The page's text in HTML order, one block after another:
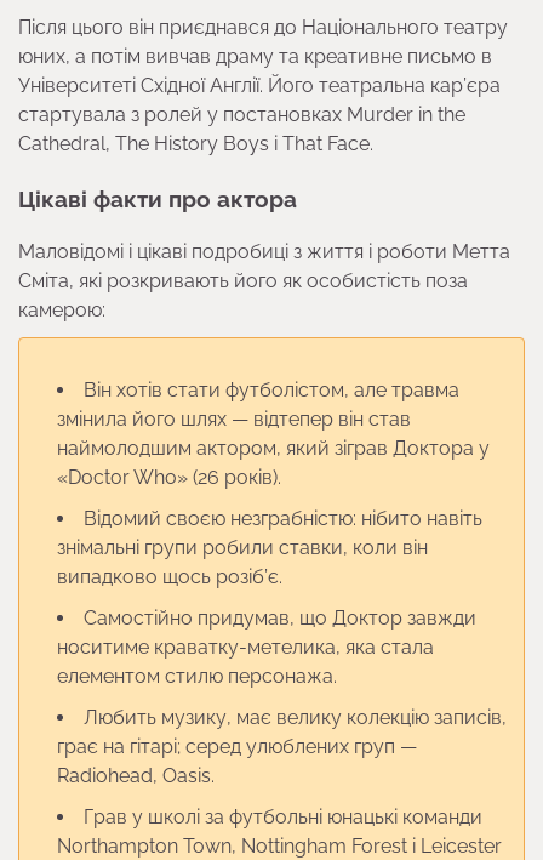
Після цього він приєднався до Національного театру
юних, а потім вивчав драму та креативне письмо в
Університеті Східної Англії. Його театральна кар’єра
стартувала з ролей у постановках Murder in the
Cathedral, The History Boys і That Face.
Цікаві факти про актора
Маловідомі і цікаві подробиці з життя і роботи Метта
Сміта, які розкривають його як особистість поза
камерою:
Вiн хотів стати футболістом, але травма
змінила його шлях — відтепер він став
наймолодшим актором, який зіграв Доктора у
«Doctor Who» (26 років).
Відомий своєю незграбністю: нібито навіть
знімальні групи робили ставки, коли він
випадково щось розіб’є.
Самостійно придумав, що Доктор завжди
носитиме краватку-метелика, яка стала
елементом стилю персонажа.
Любить музику, має велику колекцію записів,
грає на гітарі; серед улюблених груп —
Radiohead, Oasis.
Грав у школі за футбольні юнацькі команди
Northampton Town, Nottingham Forest і Leicester